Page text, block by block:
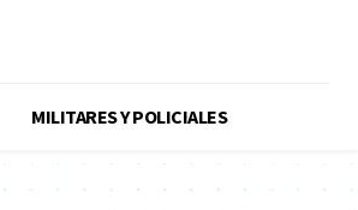
MILITARES Y POLICIALES